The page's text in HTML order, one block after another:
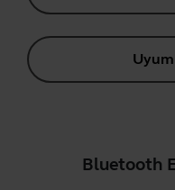
Bluetooth